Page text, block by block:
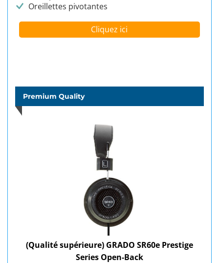
Oreillettes pivotantes
Cliquez ici
Premium Quality
(Qualité supérieure) GRADO SR60e Prestige
Series Open-Back